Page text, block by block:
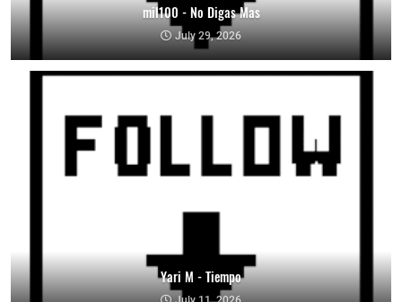
mil100 - No Digas Mas
July 29, 2026
Yari M - Tiempo